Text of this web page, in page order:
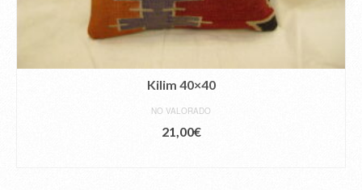
Kilim 40×40
NO VALORADO
21,00€